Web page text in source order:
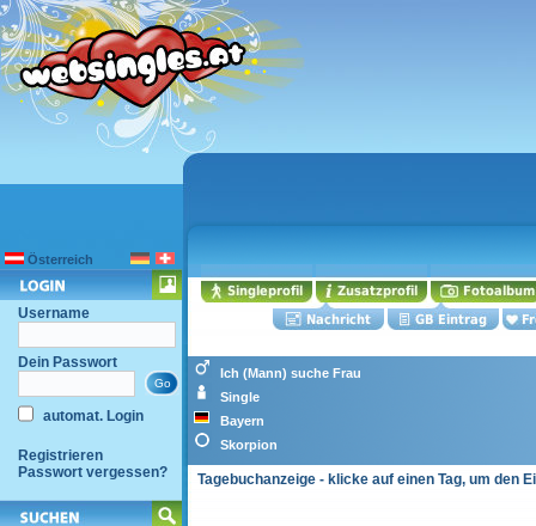
Österreich
Username
Dein Passwort
automat. Login
Registrieren
Passwort vergessen?
Ich (Mann) suche Frau
Single
Bayern
Skorpion
Tagebuchanzeige - klicke auf einen Tag, um den